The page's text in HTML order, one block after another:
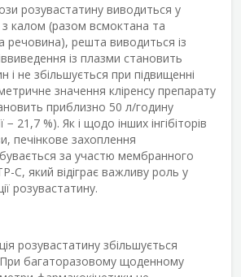
розувастатину виводиться у
з калом (разом всмоктана та
речовина), решта виводиться із
із плазми становить
і не збільшується при підвищенні
значення кліренсу препарату
приблизно 50 л/годину
− 21,7 %). Як і щодо інших інгібіторів
печінкове захоплення
за участю мембранного
C, який відіграє важливу роль у
розувастатину.
розувастатину збільшується
При багаторазовому щоденному